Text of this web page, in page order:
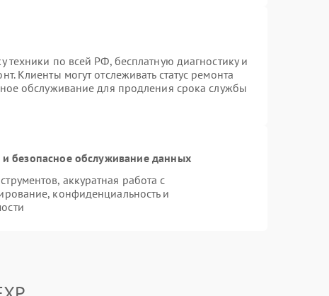
техники по всей РФ, бесплатную диагностику и
Клиенты могут отслеживать статус ремонта
обслуживание для продления срока службы
безопасное обслуживание данных
аккуратная работа с
конфиденциальность и